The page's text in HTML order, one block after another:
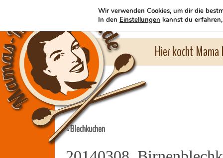
Hier kocht
«Blechkuchen
Wir verwenden Cookies, um dir die
In den Einstellungen kannst du